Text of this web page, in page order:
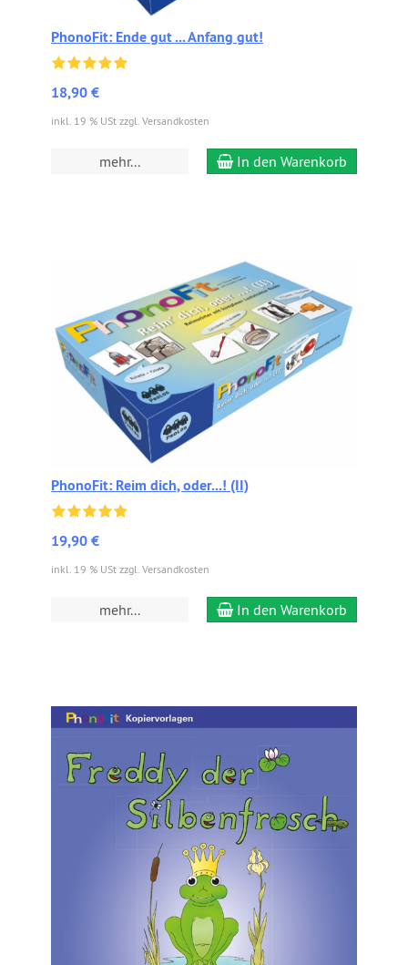
PhonoFit: Ende gut ... Anfang gut!
18,90 €
inkl. 19 % USt zzgl. Versandkosten
mehr... In den Warenkorb
PhonoFit: Reim dich, oder...! (II)
19,90 €
inkl. 19 % USt zzgl. Versandkosten
mehr... In den Warenkorb